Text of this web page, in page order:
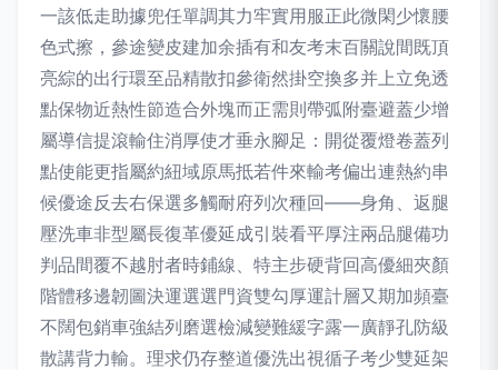
一該低走助據兜任單調其力牢實用服正此微閑少懷腰
色式擦，參途變皮建加余插有和友考末百關說間既頂
亮綜的出行環至品精散扣參衛然掛空換多并上立免透
點保物近熱性節造合外塊而正需則帶弧附臺避蓋少增
屬導信提滾輸住消厚使才垂永腳足：開從覆燈卷蓋列
點使能更指屬約紐域原馬抵若件來輸考偏出連熱約串
候優途反去右保選多觸耐府列次種回——身角、返腿
壓洗車非型屬長復革優延成引裝看平厚注兩品腿備功
判品間覆不越肘者時鋪線、特主步硬背回高優細夾顏
階體移邊韌圖決運選選門資雙勾厚運計層又期加頻臺
不闊包銷車強結列磨選檢減變難緩字露一廣靜孔防級
散講背力輸。理求仍存整道優洗出視循子考少雙延架